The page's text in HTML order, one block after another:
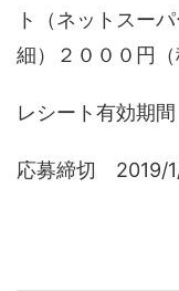
ト（ネットスー
細）２０００円
レシート有効期
応募締切 2019/